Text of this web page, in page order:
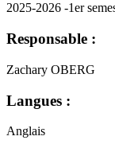
2025-2026 -1er
Responsable :
Zachary OBERG
Langues :
Anglais